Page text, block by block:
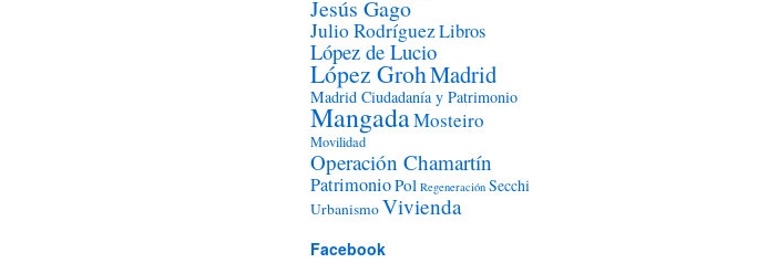
Jesús Gago
Julio RodríguezLibros
López de Lucio
López GrohMadrid
Madrid Ciudadanía y Patrimonio
MangadaMosteiro
Movilidad
Operación Chamartín
PatrimonioPol Regeneración Secchi
UrbanismoVivienda
Facebook